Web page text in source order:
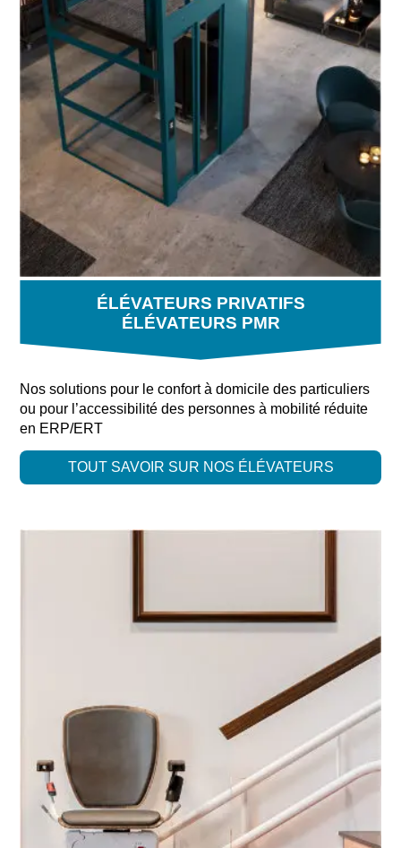
ÉLÉVATEURS PRIVATIFS
ÉLÉVATEURS PMR
Nos solutions pour le confort à domicile des particuliers
ou pour l’accessibilité des personnes à mobilité réduite
en ERP/ERT
TOUT SAVOIR SUR NOS ÉLÉVATEURS